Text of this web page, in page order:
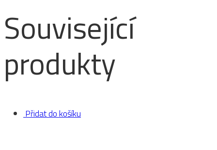
Související
produkty
Přidat do košíku